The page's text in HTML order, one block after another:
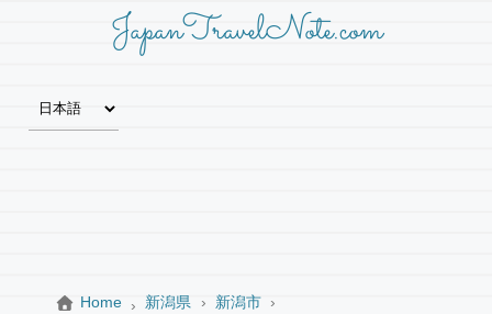
JapanTravelNote.com
Home 新潟県
新潟市